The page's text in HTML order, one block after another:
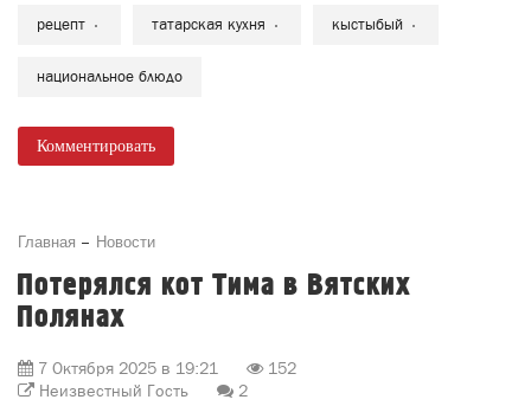
рецепт татарская кухня кыстыбый
национальное блюдо
Комментировать
Главная Новости
Потерялся кот Тима в Вятских
Полянах
7 Октября 2025 в 19:21
152
Неизвестный Гость
2